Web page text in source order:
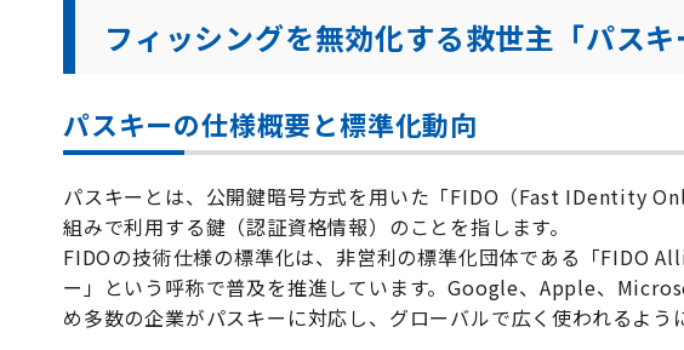
フィッシングを無効化する救世主「パス
パスキーの仕様概要と標準化動向
パスキーとは、公開鍵暗号方式を用いた「FIDO（Fast IDentity
組みで利用する鍵（認証資格情報）のことを指します。
FIDOの技術仕様の標準化は、非営利の標準化団体である「FIDO
ー」という呼称で普及を推進しています。Google、Apple、
め多数の企業がパスキーに対応し、グローバルで広く使われるよう